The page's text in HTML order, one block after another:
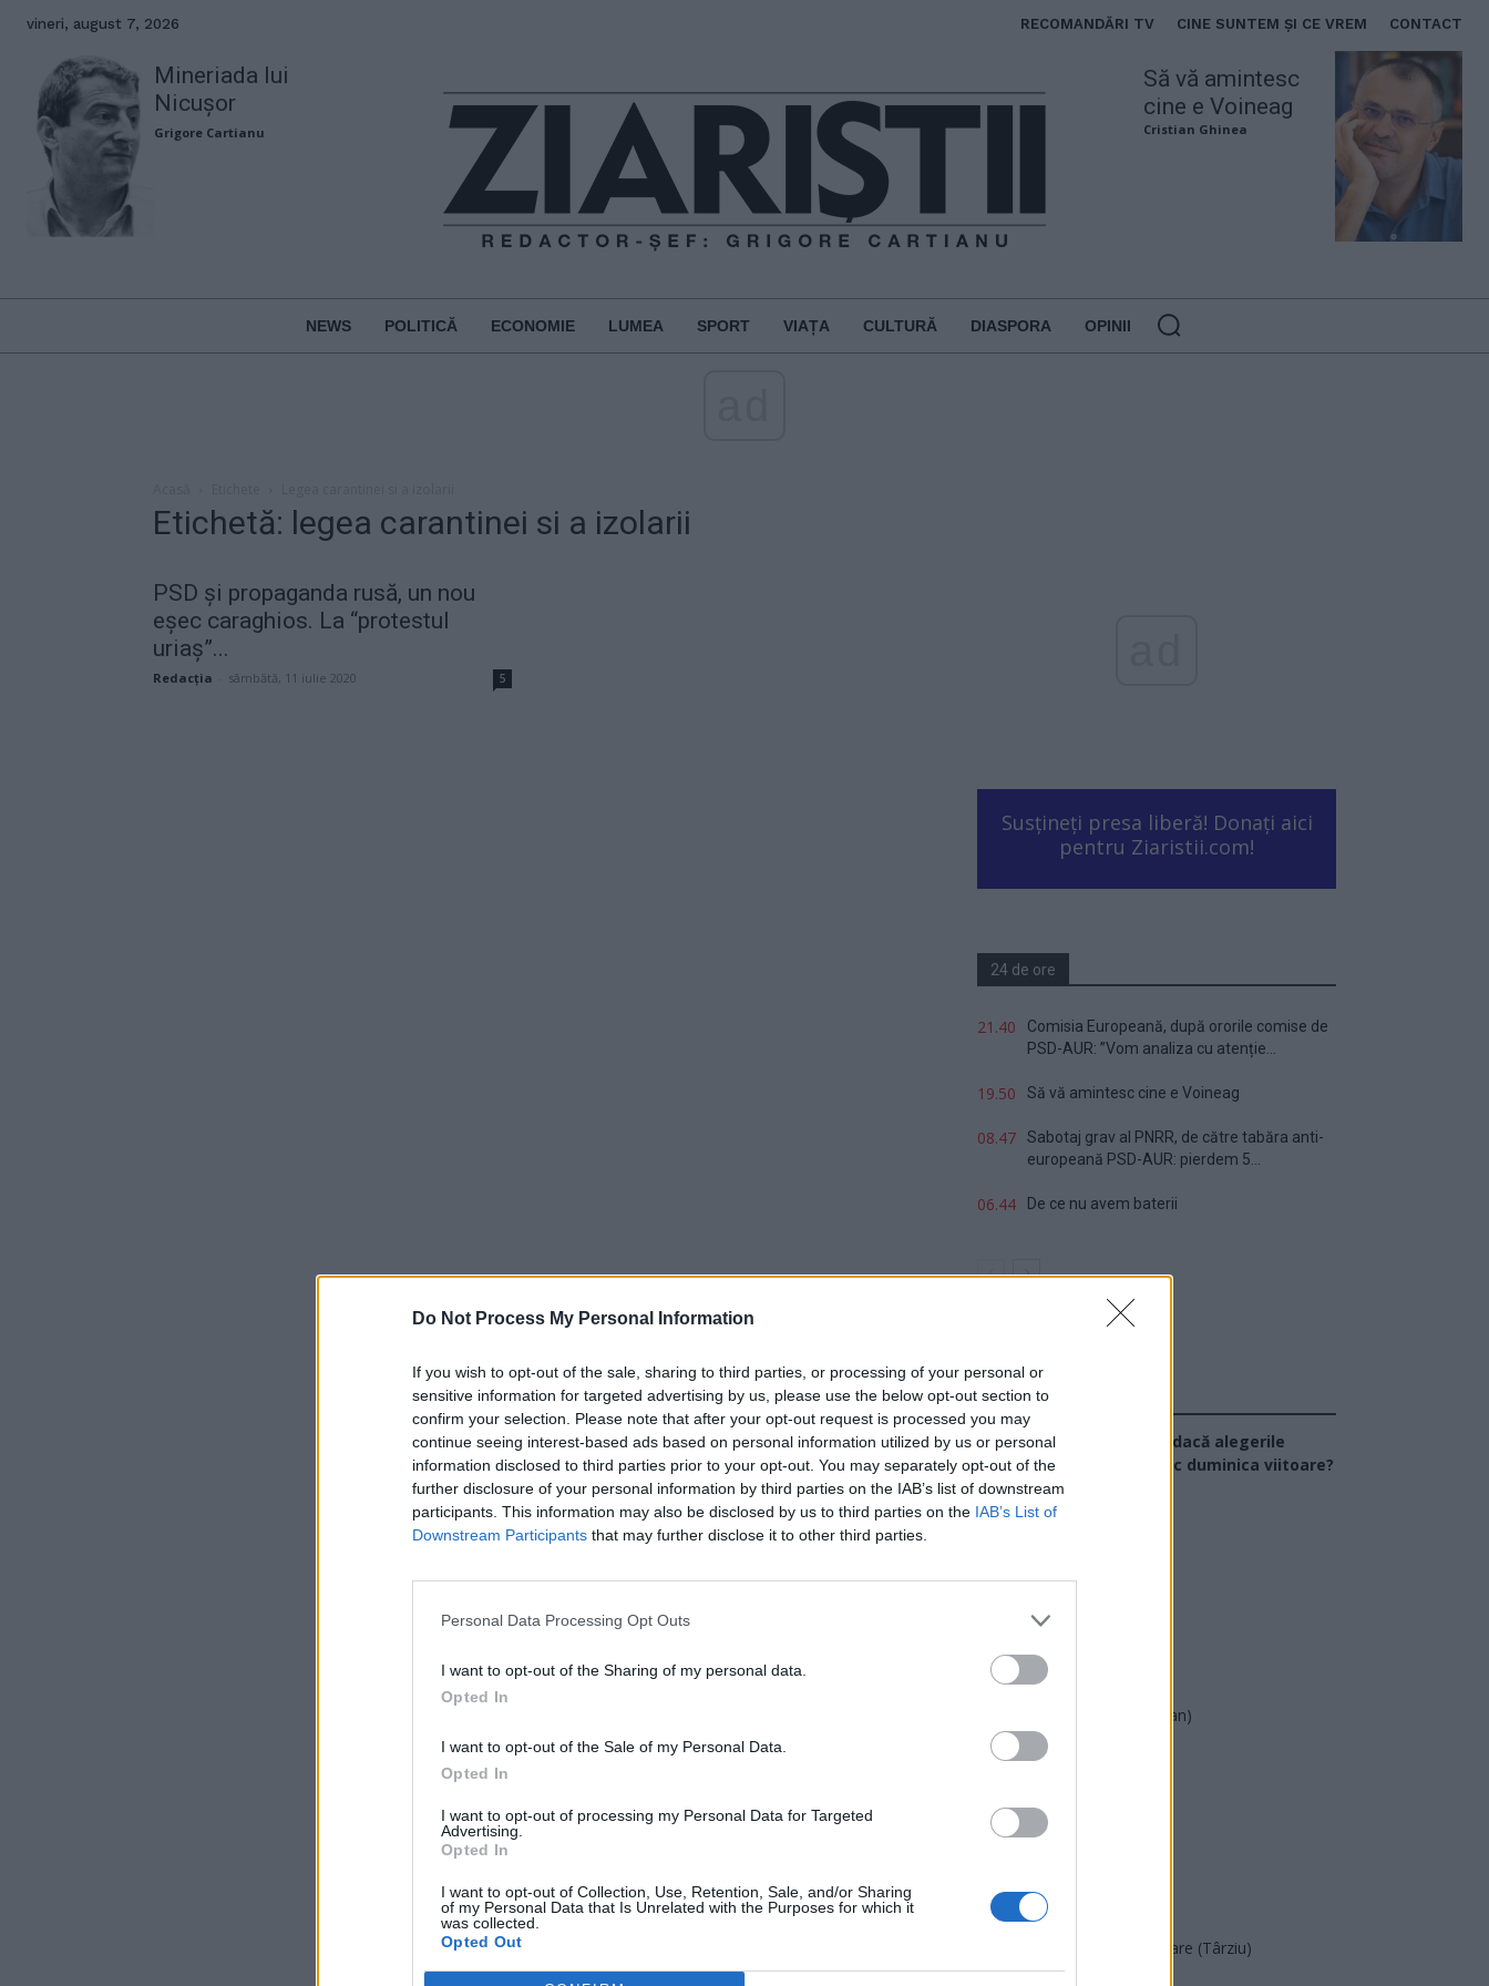
Do Not Process My Personal Information
If you wish to opt-out of the sale, sharing to third parties, or processing of your personal or
sensitive information for targeted advertising by us, please use the below opt-out section to
confirm your selection. Please note that after your opt-out request is processed you may
continue seeing interest-based ads based on personal information utilized by us or personal
information disclosed to third parties prior to your opt-out. You may separately opt-out of the
further disclosure of your personal information by third parties on the IAB’s list of downstream
participants. This information may also be disclosed by us to third parties on the IAB’s List of
Downstream Participants that may further disclose it to other third parties.
Personal Data Processing Opt Outs
I want to opt-out of the Sharing of my personal data.
Opted In
I want to opt-out of the Sale of my Personal Data.
Opted In
I want to opt-out of processing my Personal Data for Targeted
Advertising.
Opted In
I want to opt-out of Collection, Use, Retention, Sale, and/or Sharing
of my Personal Data that Is Unrelated with the Purposes for which it
was collected.
Opted Out
vineri, august 7, 2026 RECOMANDĂRI TV CINE SUNTEM ȘI CE VREM CONTACT
Mineriada lui
Nicușor
Grigore Cartianu
Să vă amintesc
cine e Voineag
Cristian Ghinea
NEWS POLITICĂ ECONOMIE LUMEA SPORT VIAȚA CULTURĂ DIASPORA OPINII
Etichetă: legea carantinei si a izolarii
PSD și propaganda rusă, un nou
eșec caraghios. La “protestul
uriaș”...
Redacţia sâmbătă, 11 iulie 2020 5
Susțineți presa liberă! Donați aici
pentru Ziaristii.com!
24 de ore
21.40
Comisia Europeană, după ororile comise de
PSD-AUR: ”Vom analiza cu atenție...
19.50 Să vă amintesc cine e Voineag
08.47
Sabotaj grav al PNRR, de către tabăra anti-
europeană PSD-AUR: pierdem 5...
06.44 De ce nu avem baterii
Sondaj
Ce partid ați vota dacă alegerile
parlamentare ar avea loc duminica viitoare?
USR
PSD
AUR
PMP (Tomac)
Forța Dreptei (L. Orban)
PNȚMM
SENS
PACE (Peia)
Acțiunea Conservatoare (Târziu)